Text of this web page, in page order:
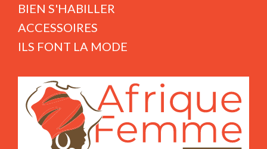
BIEN S'HABILLER
ACCESSOIRES
ILS FONT LA MODE